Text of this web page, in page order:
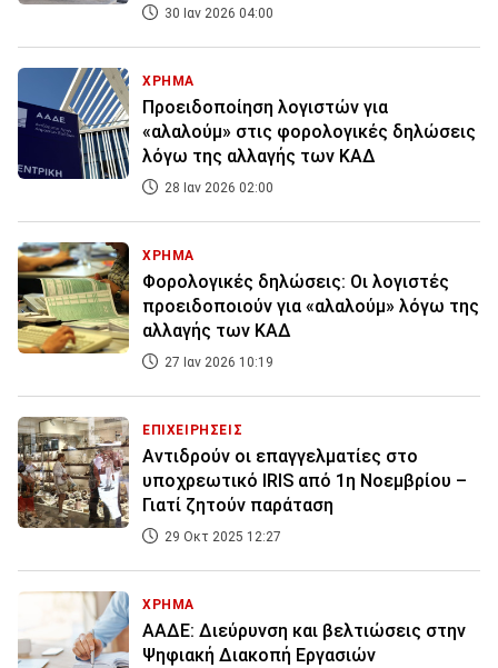
30 Ιαν 2026 04:00
ΧΡΗΜΑ
Προειδοποίηση λογιστών για
«αλαλούμ» στις φορολογικές δηλώσεις
λόγω της αλλαγής των ΚΑΔ
28 Ιαν 2026 02:00
ΧΡΗΜΑ
Φορολογικές δηλώσεις: Οι λογιστές
προειδοποιούν για «αλαλούμ» λόγω της
αλλαγής των ΚΑΔ
27 Ιαν 2026 10:19
ΕΠΙΧΕΙΡΗΣΕΙΣ
Αντιδρούν οι επαγγελματίες στο
υποχρεωτικό IRIS από 1η Νοεμβρίου –
Γιατί ζητούν παράταση
29 Οκτ 2025 12:27
ΧΡΗΜΑ
ΑΑΔΕ: Διεύρυνση και βελτιώσεις στην
Ψηφιακή Διακοπή Εργασιών